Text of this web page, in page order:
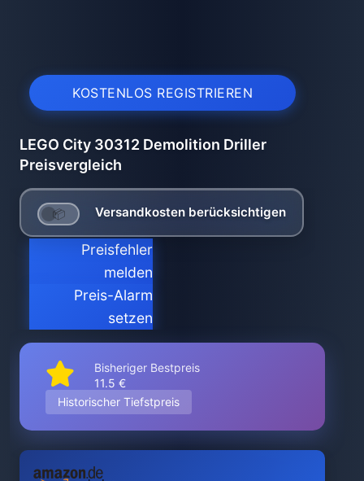
KOSTENLOS REGISTRIEREN
LEGO City 30312 Demolition Driller
Preisvergleich
Versandkosten berücksichtigen
Preisfehler
melden
Preis-Alarm
setzen
Bisheriger Bestpreis
11.5 €
Historischer Tiefstpreis